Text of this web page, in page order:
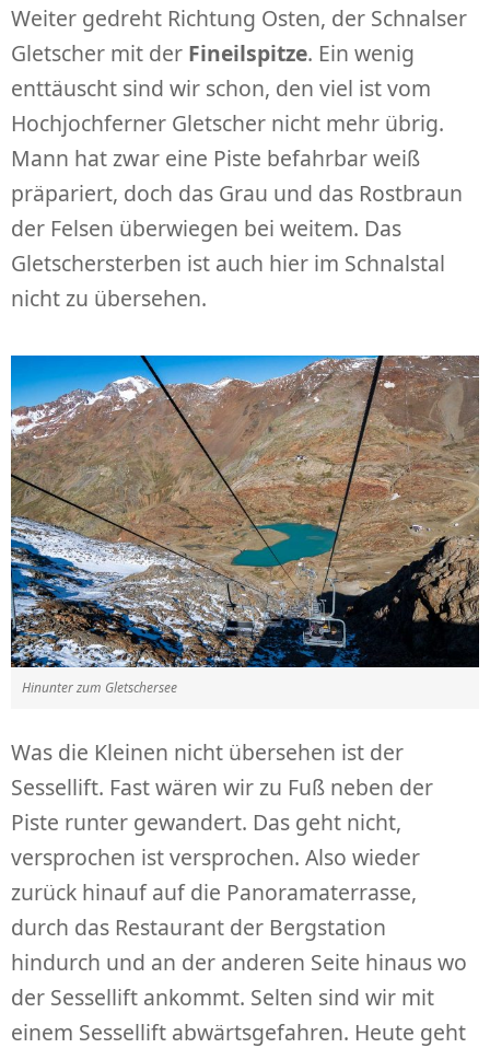
Weiter gedreht Richtung Osten, der Schnalser
Gletscher mit der Fineilspitze. Ein wenig
enttäuscht sind wir schon, den viel ist vom
Hochjochferner Gletscher nicht mehr übrig.
Mann hat zwar eine Piste befahrbar weiß
präpariert, doch das Grau und das Rostbraun
der Felsen überwiegen bei weitem. Das
Gletschersterben ist auch hier im Schnalstal
nicht zu übersehen.
Hinunter zum Gletschersee
Was die Kleinen nicht übersehen ist der
Sessellift. Fast wären wir zu Fuß neben der
Piste runter gewandert. Das geht nicht,
versprochen ist versprochen. Also wieder
zurück hinauf auf die Panoramaterrasse,
durch das Restaurant der Bergstation
hindurch und an der anderen Seite hinaus wo
der Sessellift ankommt. Selten sind wir mit
einem Sessellift abwärtsgefahren. Heute geht